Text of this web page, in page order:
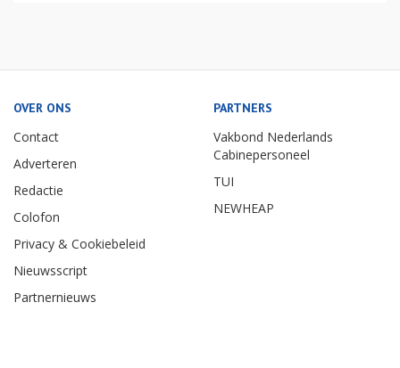
OVER ONS
Contact
Adverteren
Redactie
Colofon
Privacy & Cookiebeleid
Nieuwsscript
Partnernieuws
PARTNERS
Vakbond Nederlands
Cabinepersoneel
TUI
NEWHEAP